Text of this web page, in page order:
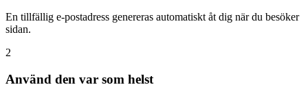
En tillfällig e-postadress genereras automatiskt åt dig när du besöker
sidan.
2
Använd den var som helst